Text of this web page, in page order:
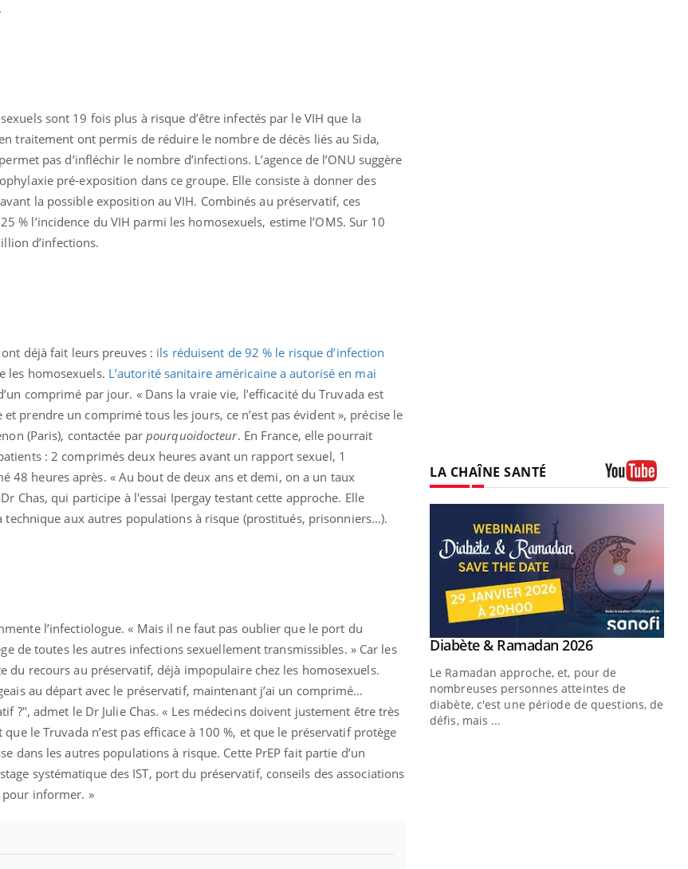
sont 19 fois plus à risque d’être infectés par le VIH que la
traitement ont permis de réduire le nombre de décès liés au Sida,
pas d’infléchir le nombre d’infections. L’agence de l’ONU suggère
pré-exposition dans ce groupe. Elle consiste à donner des
la possible exposition au VIH. Combinés au préservatif, ces
% l’incidence du VIH parmi les homosexuels, estime l’OMS. Sur 10
d’infections.
déjà fait leurs preuves : ils réduisent de 92 % le risque d’infection
les homosexuels. L’autorité sanitaire américaine a autorisé en mai
comprimé par jour. « Dans la vraie vie, l’efficacité du Truvada est
prendre un comprimé tous les jours, ce n’est pas évident », précise le
(Paris), contactée parpourquoidocteur. En France, elle pourrait
: 2 comprimés deux heures avant un rapport sexuel, 1
48 heures après. « Au bout de deux ans et demi, on a un taux
Chas, qui participe à l'essai Ipergay testant cette approche. Elle
technique aux autres populations à risque (prostitués, prisonniers…).
l’infectiologue. « Mais il ne faut pas oublier que le port du
de toutes les autres infections sexuellement transmissibles. » Car les
du recours au préservatif, déjà impopulaire chez les homosexuels.
au départ avec le préservatif, maintenant j’ai un comprimé…
?", admet le Dr Julie Chas. « Les médecins doivent justement être très
le Truvada n’est pas efficace à 100 %, et que le préservatif protège
dans les autres populations à risque. Cette PrEP fait partie d’un
systématique des IST, port du préservatif, conseils des associations
pour informer. »
LA CHAÎNE SANTÉ
& Charge mentale : et si on
parler??Youtube
dans le diabète de type 2
d'idées reçues chez les
parfois chez les soignants.
Youtube
Eczéma Chronique des Mains : se
préparer pour l’été !Youtube
L'été arrive… et avec lui, un tout nouveau
rythme de vie ! Vacances, plage, piscine,
soleil, activités en plein air… Nos mains
sont ...
Youtube
Diabète & Ramadan 2026Youtube
Le Ramadan approche, et, pour de
nombreuses personnes atteintes de
diabète, c'est une période de questions, de
défis, mais ...